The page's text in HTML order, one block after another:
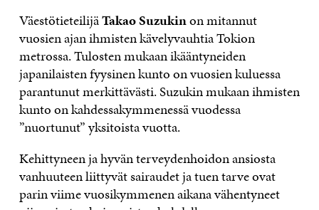
VäestötieteilijäTakao Suzukinon mitannut
vuosien ajan ihmisten kävelyvauhtia Tokion
metrossa. Tulosten mukaan ikääntyneiden
japanilaisten fyysinen kunto on vuosien kuluessa
parantunut merkittävästi. Suzukin mukaan ihmisten
kunto on kahdessakymmenessä vuodessa
”nuortunut” yksitoista vuotta.
Kehittyneen ja hyvän terveydenhoidon ansiosta
vanhuuteen liittyvät sairaudet ja tuen tarve ovat
parin viime vuosikymmenen aikana vähentyneet